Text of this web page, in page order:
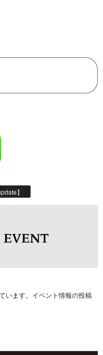
】
います。イベント情報の投稿